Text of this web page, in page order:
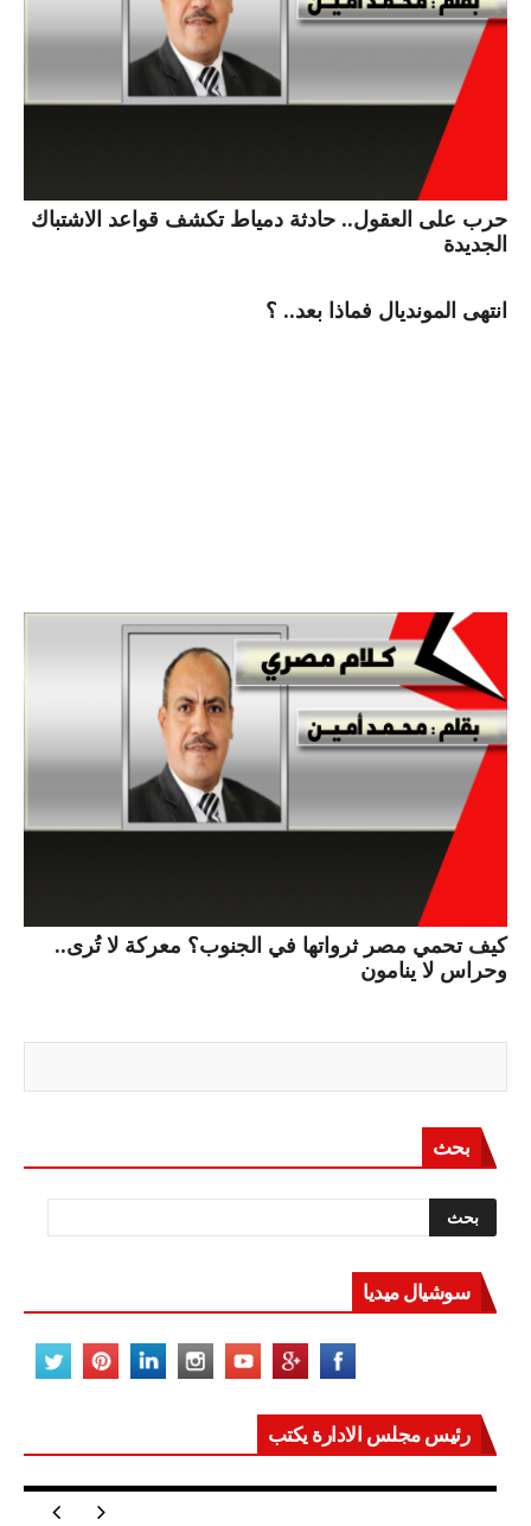
حرب على العقول.. حادثة دمياط تكشف قواعد الاشتباك
الجديدة
انتهى المونديال فماذا بعد.. ؟
كيف تحمي مصر ثرواتها في الجنوب؟ معركة لا تُرى..
وحراس لا ينامون
بحث
سوشيال ميديا
رئيس مجلس الادارة يكتب
مصر تعيد للعالم اتزانه